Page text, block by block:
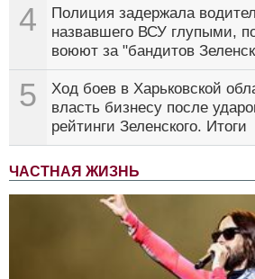
4
Полиция задержала
назвавшего ВСУ глупыми,
воюют за "бандитов
5
Ход боев в Харьковской
власть бизнесу после
рейтинги Зеленского. Итоги
ЧАСТНАЯ ЖИЗНЬ